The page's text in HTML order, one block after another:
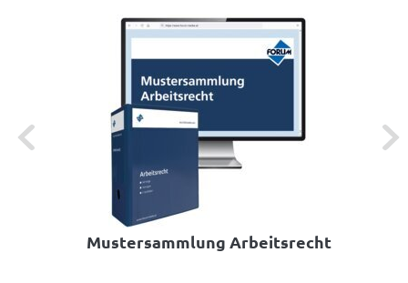
Previous Next
Mustersammlung Arbeitsrecht